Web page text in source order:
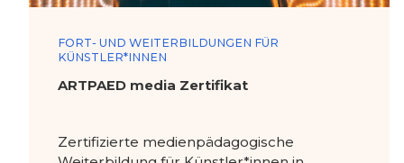
FORT- UND WEITERBILDUNGEN FÜR
KÜNSTLER*INNEN
ARTPAED media Zertifikat
Zertifizierte medienpädagogische